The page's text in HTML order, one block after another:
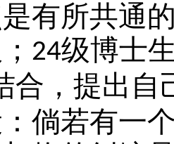
有所共通
24级博士
合，提出自
倘若有一